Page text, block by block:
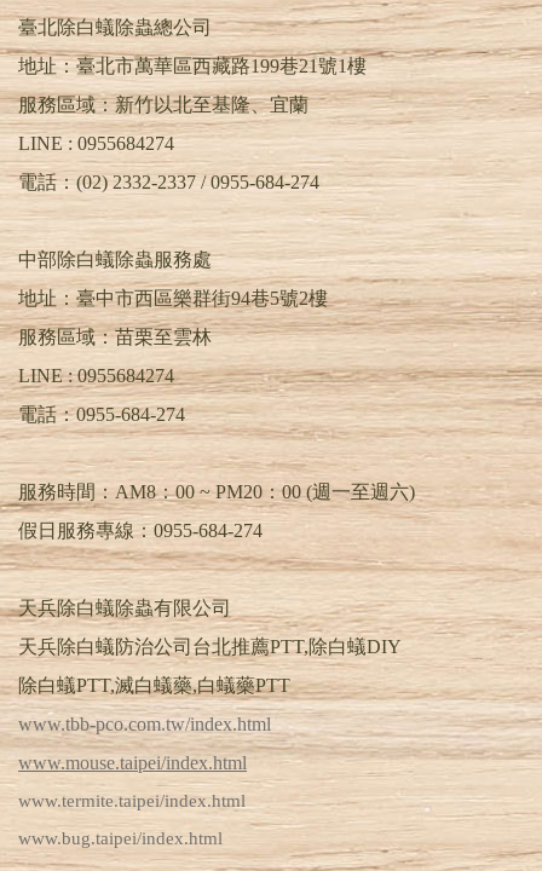
臺北除白蟻除蟲總公司
地址：臺北市萬華區西藏路199巷21號1樓
服務區域：新竹以北至基隆、宜蘭
LINE : 0955684274
電話：(02) 2332-2337 / 0955-684-274
中部除白蟻除蟲服務處
地址：臺中市西區樂群街94巷5號2樓
服務區域：苗栗至雲林
LINE :0955684274
電話：0955-684-274
服務時間：AM8：00 ~ PM20：00 (週一至週六)
假日服務專線：0955-684-274
天兵除白蟻除蟲有限公司
天兵除白蟻防治公司台北推薦PTT,除白蟻DIY
除白蟻PTT,滅白蟻藥,白蟻藥PTT
www.tbb-pco.com.tw/index.html
www.mouse.taipei/index.html
www.termite.taipei/index.html
www.bug.taipei/index.html